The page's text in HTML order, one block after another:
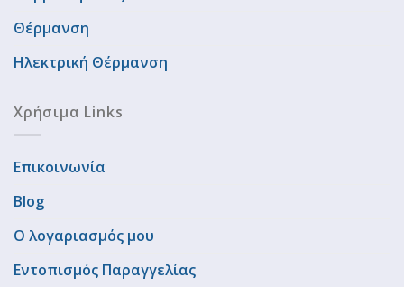
Θέρμανση
Ηλεκτρική Θέρμανση
Χρήσιμα Links
Επικοινωνία
Blog
Ο λογαριασμός μου
Εντοπισμός Παραγγελίας